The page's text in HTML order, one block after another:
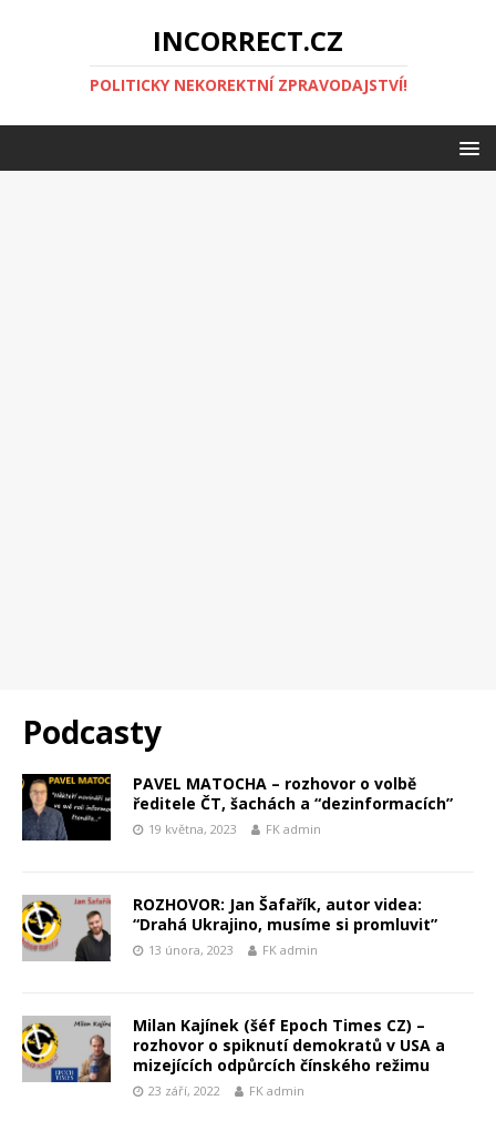
INCORRECT.CZ
POLITICKY NEKOREKTNÍ ZPRAVODAJSTVÍ!
Podcasty
PAVEL MATOCHA – rozhovor o volbě
ředitele ČT, šachách a “dezinformacích”
19 května, 2023 FK admin
ROZHOVOR: Jan Šafařík, autor videa:
“Drahá Ukrajino, musíme si promluvit”
13 února, 2023 FK admin
Milan Kajínek (šéf Epoch Times CZ) –
rozhovor o spiknutí demokratů v USA a
mizejících odpůrcích čínského režimu
23 září, 2022 FK admin